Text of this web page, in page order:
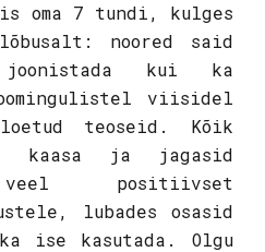
oma 7 tundi, kulges
noored said
kui ka
viisidel
teoseid. Kõik
kaasa ja jagasid
veel positiivset
lubades osasid
ise kasutada. Olgu